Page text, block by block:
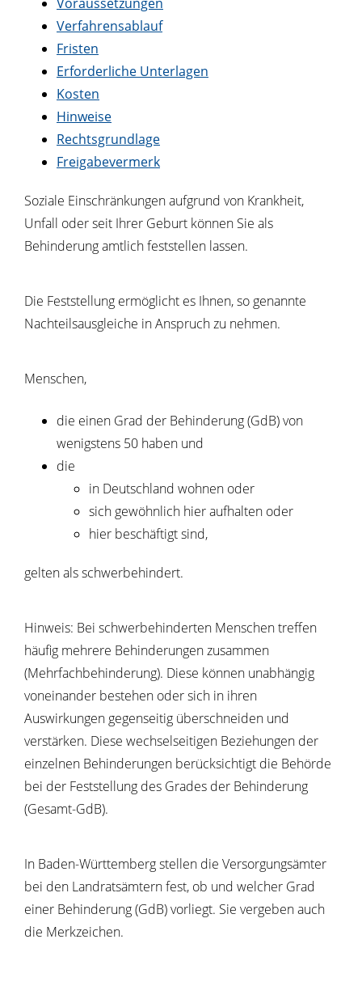
Verfahrensablauf
Fristen
Erforderliche Unterlagen
Kosten
Hinweise
Rechtsgrundlage
Freigabevermerk
Soziale Einschränkungen aufgrund von Krankheit,
Unfall oder seit Ihrer Geburt können Sie als
Behinderung amtlich feststellen lassen.
Die Feststellung ermöglicht es Ihnen, so genannte
Nachteilsausgleiche in Anspruch zu nehmen.
Menschen,
die einen Grad der Behinderung (GdB) von
wenigstens 50 haben und
die
in Deutschland wohnen oder
sich gewöhnlich hier aufhalten oder
hier beschäftigt sind,
gelten als schwerbehindert.
Hinweis: Bei schwerbehinderten Menschen treffen
häufig mehrere Behinderungen zusammen
(Mehrfachbehinderung). Diese können unabhängig
voneinander bestehen oder sich in ihren
Auswirkungen gegenseitig überschneiden und
verstärken. Diese wechselseitigen Beziehungen der
einzelnen Behinderungen berücksichtigt die Behörde
bei der Feststellung des Grades der Behinderung
(Gesamt-GdB).
In Baden-Württemberg stellen die Versorgungsämter
bei den Landratsämtern fest, ob und welcher Grad
einer Behinderung (GdB) vorliegt. Sie vergeben auch
die Merkzeichen.